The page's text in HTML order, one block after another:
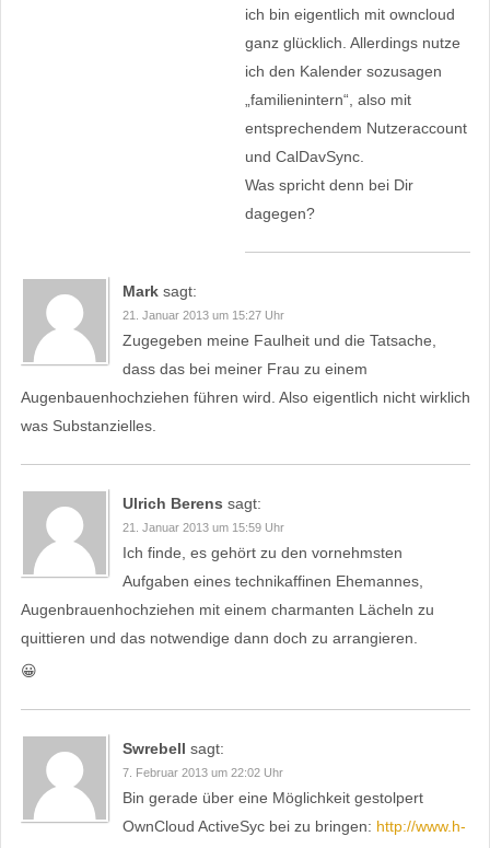
ich bin eigentlich mit owncloud
ganz glücklich. Allerdings nutze
ich den Kalender sozusagen
„familienintern“, also mit
entsprechendem Nutzeraccount
und CalDavSync.
Was spricht denn bei Dir
dagegen?
Mark sagt:
21. Januar 2013 um 15:27 Uhr
Zugegeben meine Faulheit und die Tatsache,
dass das bei meiner Frau zu einem
Augenbauenhochziehen führen wird. Also eigentlich nicht wirklich
was Substanzielles.
Ulrich Berens sagt:
21. Januar 2013 um 15:59 Uhr
Ich finde, es gehört zu den vornehmsten
Aufgaben eines technikaffinen Ehemannes,
Augenbrauenhochziehen mit einem charmanten Lächeln zu
quittieren und das notwendige dann doch zu arrangieren.
😀
Swrebell sagt:
7. Februar 2013 um 22:02 Uhr
Bin gerade über eine Möglichkeit gestolpert
OwnCloud ActiveSyc bei zu bringen: http://www.h-